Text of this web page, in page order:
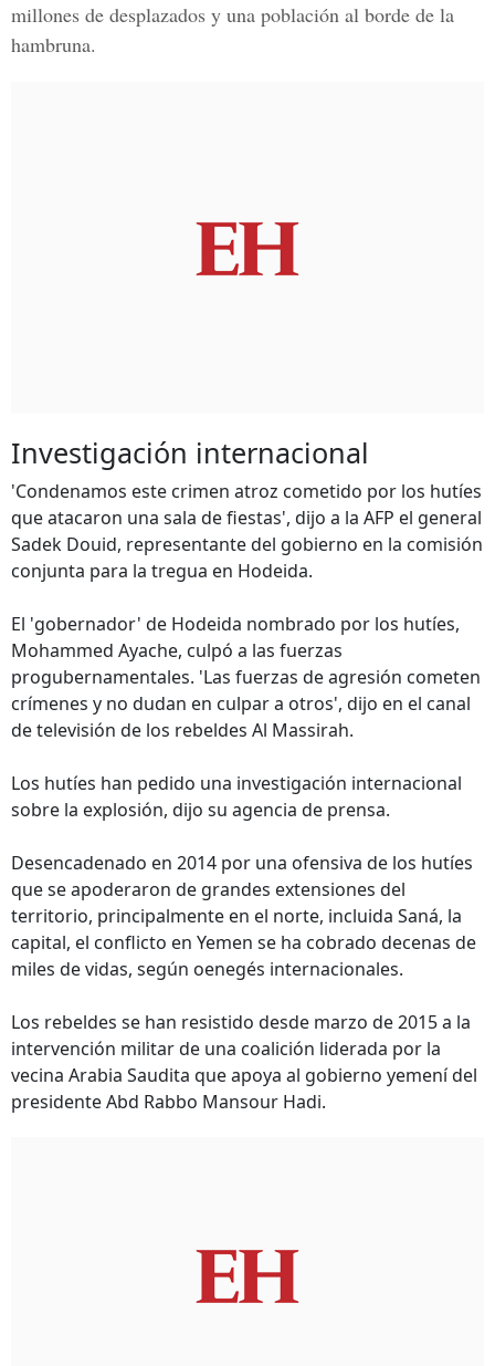
millones de desplazados y una población al borde de la
hambruna.
Investigación internacional
'Condenamos este crimen atroz cometido por los hutíes
que atacaron una sala de fiestas', dijo a la AFP el general
Sadek Douid, representante del gobierno en la comisión
conjunta para la tregua en Hodeida.
El 'gobernador' de Hodeida nombrado por los hutíes,
Mohammed Ayache, culpó a las fuerzas
progubernamentales. 'Las fuerzas de agresión cometen
crímenes y no dudan en culpar a otros', dijo en el canal
de televisión de los rebeldes Al Massirah.
Los hutíes han pedido una investigación internacional
sobre la explosión, dijo su agencia de prensa.
Desencadenado en 2014 por una ofensiva de los hutíes
que se apoderaron de grandes extensiones del
territorio, principalmente en el norte, incluida Saná, la
capital, el conflicto en Yemen se ha cobrado decenas de
miles de vidas, según oenegés internacionales.
Los rebeldes se han resistido desde marzo de 2015 a la
intervención militar de una coalición liderada por la
vecina Arabia Saudita que apoya al gobierno yemení del
presidente Abd Rabbo Mansour Hadi.